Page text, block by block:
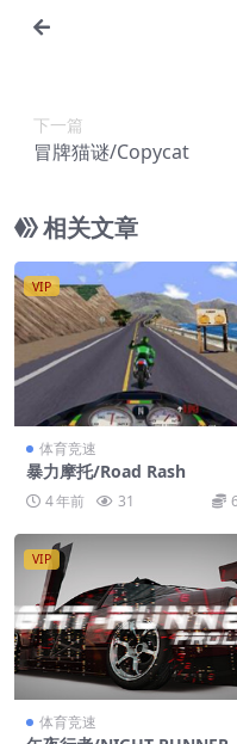
下一篇
冒牌猫谜/Copycat
相关文章
VIP
体育竞速
暴力摩托/Road Rash
4 年前 31
VIP
体育竞速